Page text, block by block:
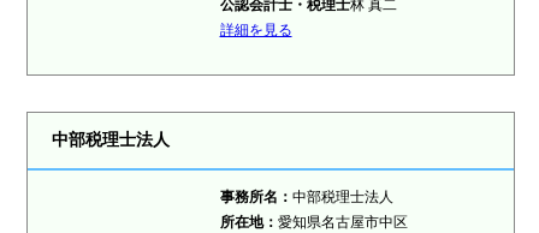
公認会計士・税理士林 真二
詳細を見る
中部税理士法人
事務所名： 中部税理士法人
所在地： 愛知県名古屋市中区